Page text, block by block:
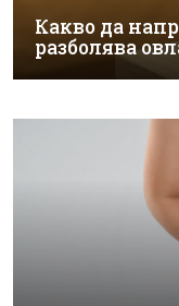
Какво да
разболява